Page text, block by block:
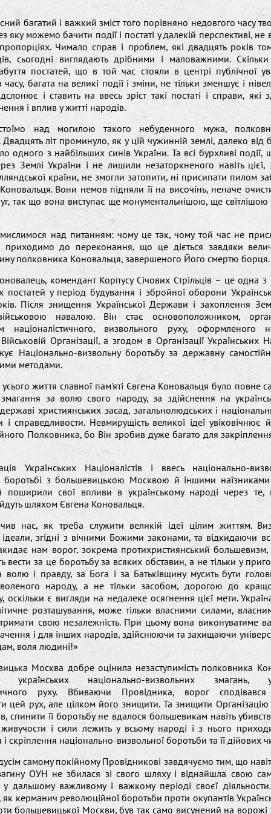
багатий і важкий зміст того порівняно недовгого часу
яку можемо бачити події і постаті у далекій перспективі, не
Чимало справ і проблем, які двадцять років
сьогодні виглядають дрібними і маловажними.
постатей, що в той час стояли в центрі публічної
часу, багата на великі події і зміни, не тільки зменшує і
і ставить на ввесь зріст такі постаті і справи, які
і вплив у житті народів.
над могилою такого небуденного мужа,
літ проминуло, як у цій чужинній землі, далеко від
одного з найбільших синів України. Та всі бурхливі
Землі України і не лишили незаторкненого навіть цієї,
країни, не змогли затопити, ні присипати пилом
Вони немов підняли її на височінь, неначе
так що вона виступає ще монументальнішою, ще світлішою
над питанням: чому це так, чому той час не
приходимо до переконання, що це діється завдяки
полковника Коновальця, завершеного Його смертю борця.
комендант Корпусу Січових Стрільців – це одна з
постатей у період будування і збройної оборони
Після знищення Української Держави і захоплення
навалою. Він стає основоположником,
націоналістичного, визвольного руху, оформленого
Організації, а згодом в Організації Українських
Національно-визвольну боротьбу за державну
методами.
життя славної пам'яті Євгена Коновальця було повне
за волю свого народу, за здійснення на
державі християнських засад, загальнолюдських і
і справедливости. Невмирущість великої ідеї увіковічнює
Полковника, бо Він зробив дуже багато для
Українських Націоналістів і ввесь національно-
боротьбі з большевицькою Москвою й іншими наїзниками
поширили свої впливи в українському народі через
шляхом Євгена Коновальця.
нас, як треба служити великій ідеї цілим життям.
ідеали, згідні з вічними Божими законами, та відкидаючи
нам ворог, зокрема протихристиянський большевизм,
вести за це боротьбу за всяких обставин, а не тільки у
волю і правду, за Бога і за Батьківщину мусить бути
народу, а не тільки засобом, дорогою до
оскільки є вигляди на недалеке осягнення цієї мети.
розташування, може тільки власними силами,
свою незалежність. При цьому вона виконуватиме
і для інших народів, здійснюючи та захищаючи
воля людині!»
Москва добре оцінила незаступимість полковника
українських національно-визвольних змагань,
руху. Вбиваючи Провідника, ворог
цей рух, але цілком його знищити. Та знищити Організацію
спинити її боротьбу не вдалося большевикам навіть
і сили лежить у всьому народі і з нього
скріплення національно-визвольної боротьби та її дійових
самому покійному Провідникові завдячуємо тим, що
ОУН не збилася зі свого шляху і віднайшла свою
у дальшому важливому і важкому періоді своєї
керманич революційної боротьби проти окупантів
большевицької Москви, був так само висунений на ворожі